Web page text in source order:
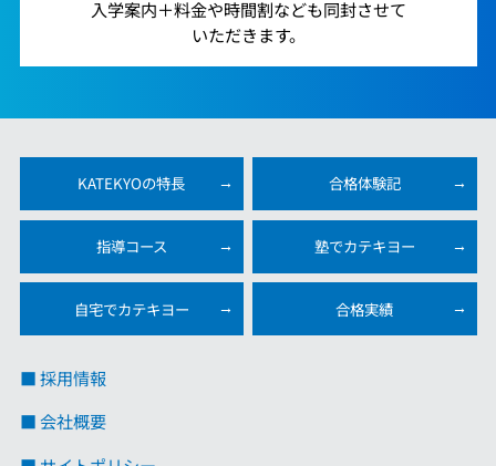
入学案内＋料金や時間割なども同封させて
いただきます。
KATEKYOの特長 合格体験記
指導コース 塾でカテキヨー
自宅でカテキヨー 合格実績
■ 採用情報
■ 会社概要